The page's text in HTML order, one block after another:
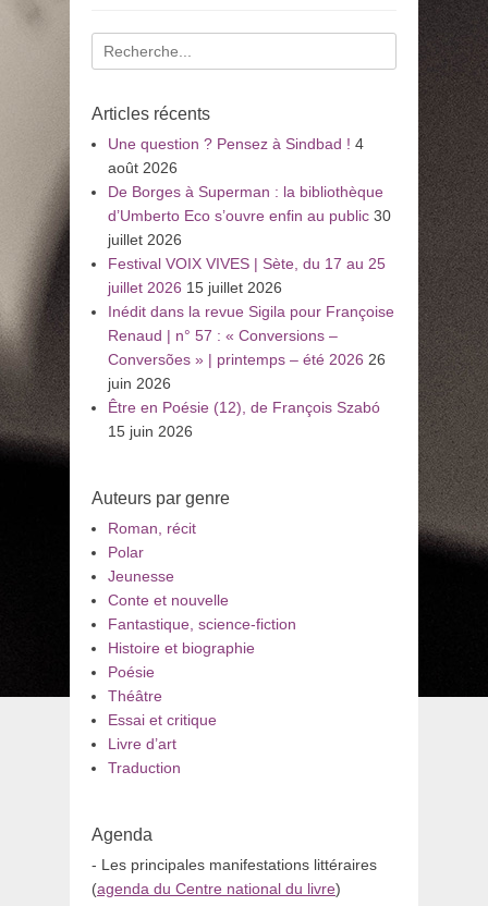
Recherche
pour
Articles récents
Une question ? Pensez à Sindbad ! 4
août 2026
De Borges à Superman : la bibliothèque
d’Umberto Eco s’ouvre enfin au public 30
juillet 2026
Festival VOIX VIVES | Sète, du 17 au 25
juillet 2026 15 juillet 2026
Inédit dans la revue Sigila pour Françoise
Renaud | n° 57 : « Conversions –
Conversões » | printemps – été 2026 26
juin 2026
Être en Poésie (12), de François Szabó
15 juin 2026
Auteurs par genre
Roman, récit
Polar
Jeunesse
Conte et nouvelle
Fantastique, science-fiction
Histoire et biographie
Poésie
Théâtre
Essai et critique
Livre d’art
Traduction
Agenda
- Les principales manifestations littéraires
(agenda du Centre national du livre)